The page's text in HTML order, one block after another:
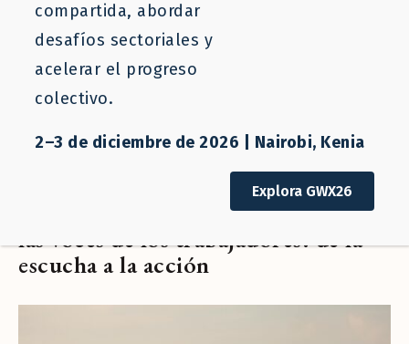
Recomendaciones de reclutamiento
laboral transfronterizo basadas en
las voces de los trabajadores: de la
escucha a la acción
compartida, abordar
desafíos sectoriales y
acelerar el progreso
colectivo.
2–3 de diciembre de 2026 | Nairobi, Kenia
Explora GWX26